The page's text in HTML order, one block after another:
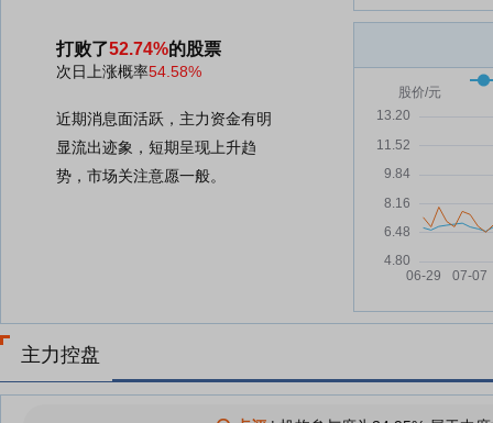
打败了52.74%的股票
次日上涨概率54.58%
近期消息面活跃，主力资金有明
显流出迹象，短期呈现上升趋
势，市场关注意愿一般。
主力控盘